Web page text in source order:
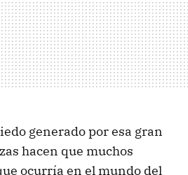
generado por esa gran
hacen que muchos
ocurría en el mundo del